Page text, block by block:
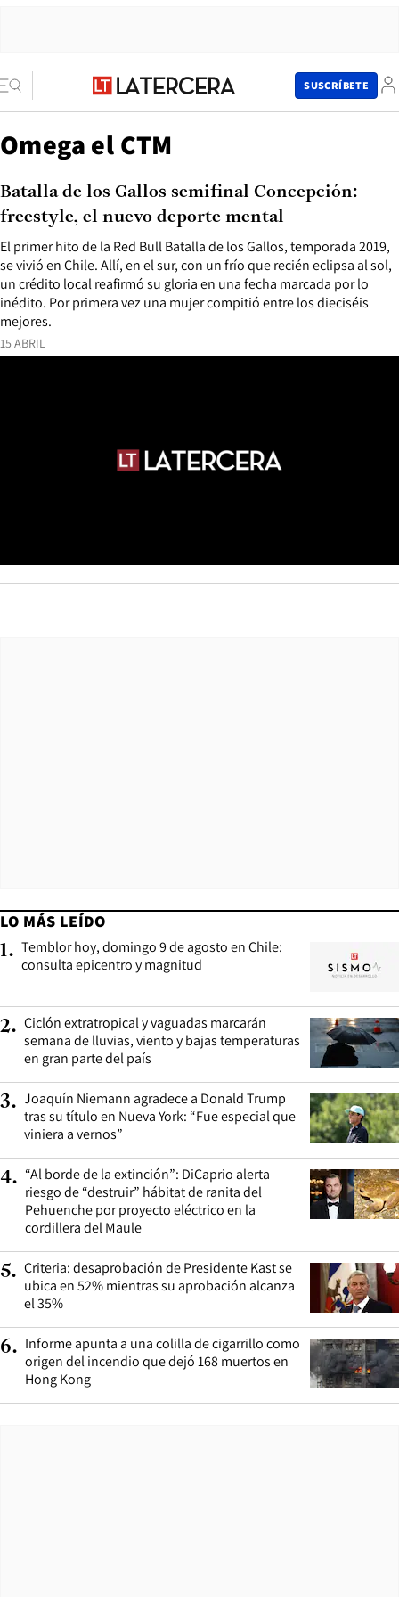
SUSCRÍBETE
Omega el CTM
15 ABRIL
El primer hito de la Red Bull Batalla de los Gallos, temporada 2019,
se vivió en Chile. Allí, en el sur, con un frío que recién eclipsa al sol,
un crédito local reafirmó su gloria en una fecha marcada por lo
inédito. Por primera vez una mujer compitió entre los dieciséis
mejores.
Batalla de los Gallos semifinal Concepción:
freestyle, el nuevo deporte mental
LO MÁS LEÍDO
1. Temblor hoy, domingo 9 de agosto en Chile:
consulta epicentro y magnitud
2. Ciclón extratropical y vaguadas marcarán
semana de lluvias, viento y bajas temperaturas
en gran parte del país
3. Joaquín Niemann agradece a Donald Trump
tras su título en Nueva York: “Fue especial que
viniera a vernos”
4. “Al borde de la extinción”: DiCaprio alerta
riesgo de “destruir” hábitat de ranita del
Pehuenche por proyecto eléctrico en la
cordillera del Maule
5. Criteria: desaprobación de Presidente Kast se
ubica en 52% mientras su aprobación alcanza
el 35%
6. Informe apunta a una colilla de cigarrillo como
origen del incendio que dejó 168 muertos en
Hong Kong